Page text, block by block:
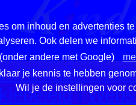
om inhoud en advertenties
Ook delen we
andere met Google)
je kennis te hebben
Wil je de instellingen voor
|